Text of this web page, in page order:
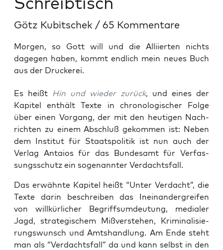
Götz Kubitschek / 65 Kommentare
Morgen, so Gott will und die Alliierten nichts
dagegen haben, kommt endlich mein neues Buch
aus der Druckerei.
Es heißt Hin und wie­der zurück, und eines der
Kapi­tel ent­hält Tex­te in chro­no­lo­gi­scher Fol­ge
über einen Vor­gang, der mit den heu­ti­gen Nach­
rich­ten zu einem Abschluß gekom­men ist: Neben
dem Insti­tut für Staats­po­li­tik ist nun auch der
Ver­lag Antai­os für das Bun­des­amt für Ver­fas­
sungs­schutz ein soge­nann­ter Verdachtsfall.
Das erwähn­te Kapi­tel heißt “Unter Ver­dacht”, die
Tex­te dar­in beschrei­ben das Inein­an­der­grei­fen
von will­kür­li­cher Begriffsum­deu­tung, media­ler
Jagd, stra­te­gi­schem Miß­ver­ste­hen, Kri­mi­na­li­sie­
rungs­wunsch und Amts­hand­lung. Am Ende steht
man als “Ver­dachts­fall” da und kann selbst in den